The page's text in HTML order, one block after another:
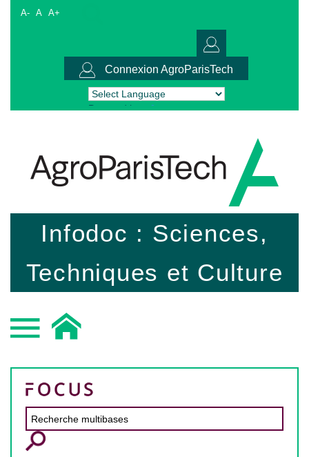
A- A A+
Connexion AgroParisTech
Powered by Translate
Infodoc : Sciences,
Techniques et Culture